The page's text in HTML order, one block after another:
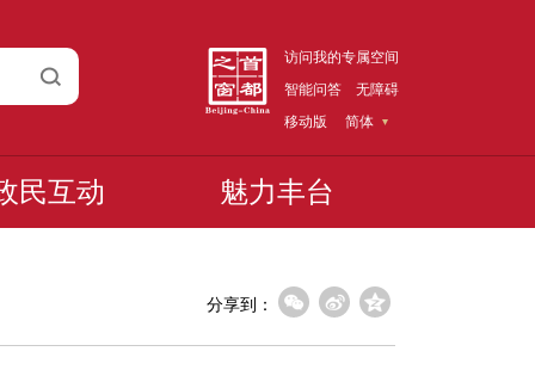
访问我的专属空间
智能问答
无障碍
移动版
简体
民互动 魅力丰台
分享到：